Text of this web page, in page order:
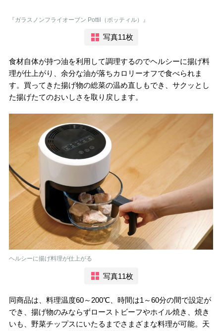
『ガラスノンフライオーブン Pottil（ポッティル）』
写真11枚
食材自体が持つ油を利用して調理するのでヘルシーに揚げ料
理が仕上がり、余分な油が落ちカロリーオフで食べられま
す。買ってきた揚げ物の総菜の温め直しもでき、サクッとし
た揚げたてのおいしさを取り戻します。
ヘルシーに揚げ料理が仕上がる
写真11枚
同商品は、料理温度60～200℃、時間は1～60分の間で設定が
でき、揚げ物のみならずローストビーフやホイル焼き、焼き
いも、野菜チップスにいたるまでさまざまな料理が可能。天